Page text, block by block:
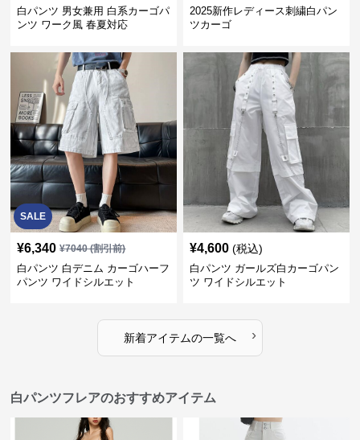
白パンツ 男女兼用 白系カーゴパ
ンツ ワーク風 春夏対応
2025新作レディース刺繍白パン
ツカーゴ
SALE
¥6,340 ¥7040(割引前)
白パンツ 白デニム カーゴハーフ
パンツ ワイドシルエット
¥4,600 (税込)
白パンツ ガールズ白カーゴパン
ツ ワイドシルエット
新着アイテムの一覧へ ›
白パンツフレアのおすすめアイテム